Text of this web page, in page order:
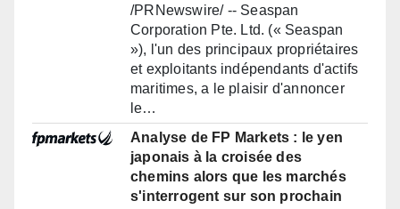
/PRNewswire/ -- Seaspan
Corporation Pte. Ltd. (« Seaspan
»), l'un des principaux propriétaires
et exploitants indépendants d'actifs
maritimes, a le plaisir d'annoncer
le…
Analyse de FP Markets : le yen
japonais à la croisée des
chemins alors que les marchés
s'interrogent sur son prochain